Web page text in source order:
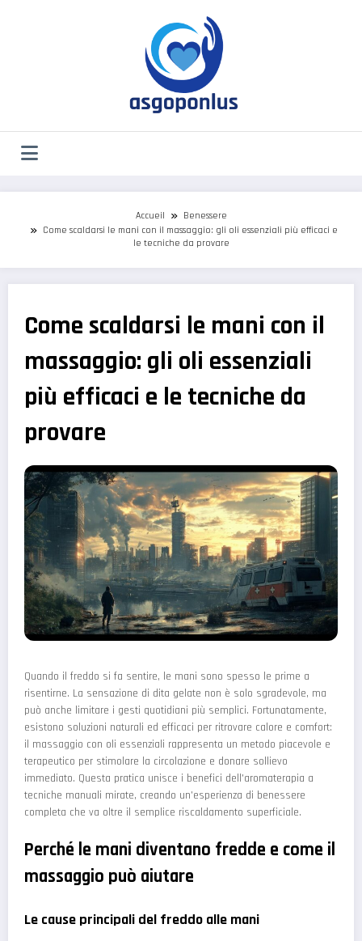
Accueil
Benessere
Come scaldarsi le mani con il massaggio: gli oli essenziali più efficaci e
le tecniche da provare
Come scaldarsi le mani con il
massaggio: gli oli essenziali
più efficaci e le tecniche da
provare
Quando il freddo si fa sentire, le mani sono spesso le prime a
risentirne. La sensazione di dita gelate non è solo sgradevole, ma
può anche limitare i gesti quotidiani più semplici. Fortunatamente,
esistono soluzioni naturali ed efficaci per ritrovare calore e comfort:
il massaggio con oli essenziali rappresenta un metodo piacevole e
terapeutico per stimolare la circolazione e donare sollievo
immediato. Questa pratica unisce i benefici dell'aromaterapia a
tecniche manuali mirate, creando un'esperienza di benessere
completa che va oltre il semplice riscaldamento superficiale.
Perché le mani diventano fredde e come il
massaggio può aiutare
Le cause principali del freddo alle mani